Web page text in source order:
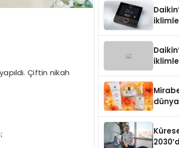
Çiftin nikah